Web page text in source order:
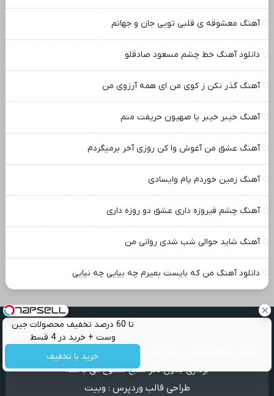
تا 60 درصد تخفیف محصولات جین
وست + خرید در 4 قسط
خرید با تخفیف
آهنگ معشوقه ی قلبی تویی جان و جهانم
دانلود آهنگ خط چشم مسعود صادقلو
آهنگ گذر نکن ز کوی من ای همه آرزوی من
آهنگ خیبر خیبر یا صهیون حریفت منم
آهنگ عشق من آغوش وا کن روزی آخر برمیگردم
آهنگ زمین خوردم پام وایسادی
آهنگ چشم فیروزه داری عشق دو روزه داری
آهنگ شاید حوالی شب شدی روانی من
دانلود آهنگ من که بایست بمیرم چه بیایی چه نیایی
تمامی حقوق مطالب برای موزیک بابا محفوظ است و هرگونه کپی
برداری بدون ذکر منبع ممنوع می باشد.
طراحی قالب وردپرس : وبیت